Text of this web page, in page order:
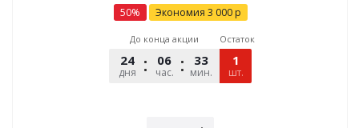
50% Экономия 3 000р
До конца акции
24
дня
06
час.
33
мин.
41
сек.
Остаток
1
шт.